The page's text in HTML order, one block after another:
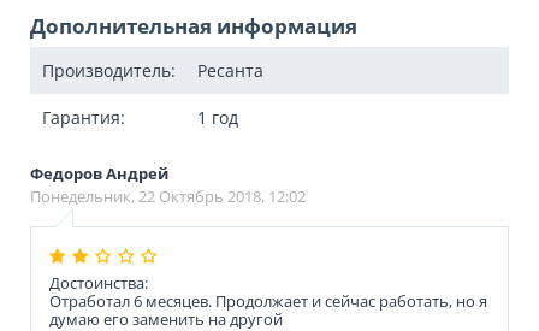
Дополнительная информация
Производитель: Ресанта
Гарантия: 1 год
Федоров Андрей
Понедельник, 22 Октябрь 2018, 12:02
Достоинства:
Отработал 6 месяцев. Продолжает и сейчас работать, но я
думаю его заменить на другой